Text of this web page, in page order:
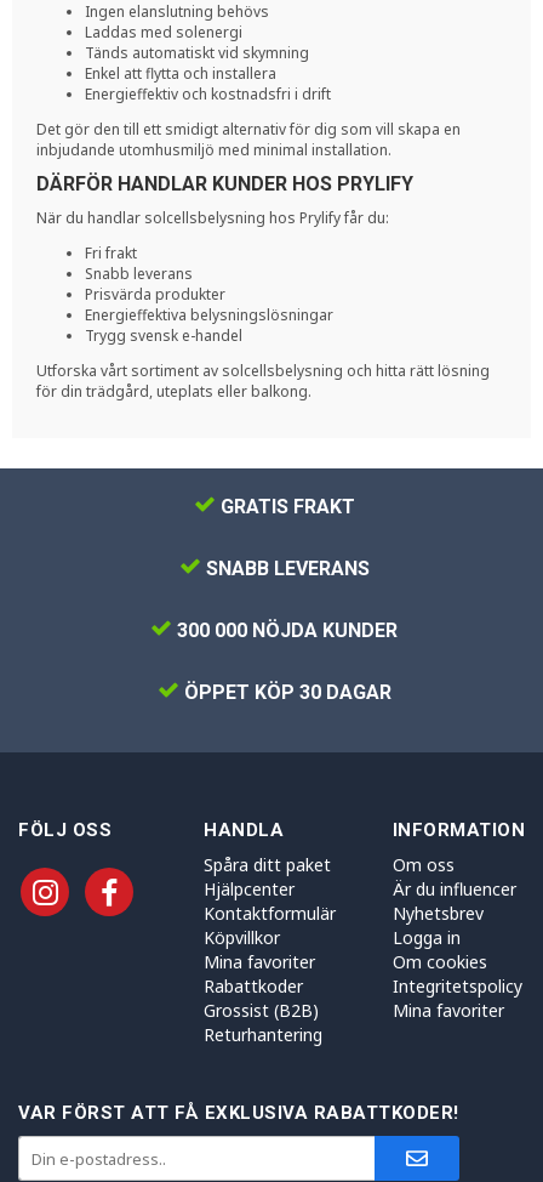
Ingen elanslutning behövs
Laddas med solenergi
Tänds automatiskt vid skymning
Enkel att flytta och installera
Energieffektiv och kostnadsfri i drift
Det gör den till ett smidigt alternativ för dig som vill skapa en
inbjudande utomhusmiljö med minimal installation.
DÄRFÖR HANDLAR KUNDER HOS PRYLIFY
När du handlar solcellsbelysning hos Prylify får du:
Fri frakt
Snabb leverans
Prisvärda produkter
Energieffektiva belysningslösningar
Trygg svensk e-handel
Utforska vårt sortiment av solcellsbelysning och hitta rätt lösning
för din trädgård, uteplats eller balkong.
GRATIS FRAKT
SNABB LEVERANS
300 000 NÖJDA KUNDER
ÖPPET KÖP 30 DAGAR
FÖLJ OSS HANDLA
Spåra ditt paket
Hjälpcenter
Kontaktformulär
Köpvillkor
Mina favoriter
Rabattkoder
Grossist (B2B)
Returhantering
INFORMATION
Om oss
Är du influencer
Nyhetsbrev
Logga in
Om cookies
Integritetspolicy
Mina favoriter
VAR FÖRST ATT FÅ EXKLUSIVA RABATTKODER!